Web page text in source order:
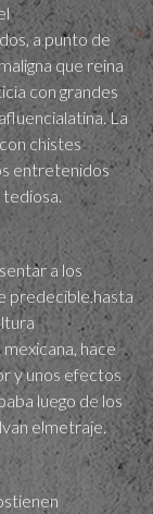
a punto de
que reina
con grandes
La
chistes
entretenidos
tediosa.
a los
predecible,hasta
hace
y unos efectos
luego de los
elmetraje.